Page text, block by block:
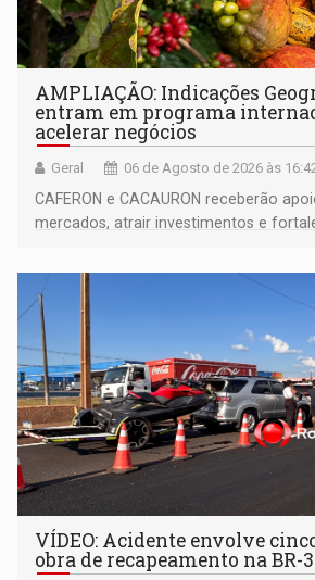
AMPLIAÇÃO: Indicações
entram em programa
acelerar negócios
Geral 06 de Agosto de 2026 às
CAFERON e CACAURON receberão
mercados, atrair investimentos e
VÍDEO: Acidente envolve
obra de recapeamento na BR-